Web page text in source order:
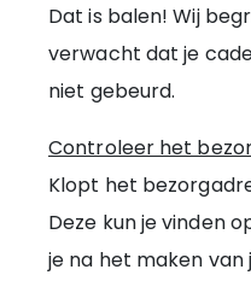
Dat is balen! Wij
verwacht dat je
niet gebeurd.
Controleer het
Klopt het
Deze kun je vinden
je na het maken